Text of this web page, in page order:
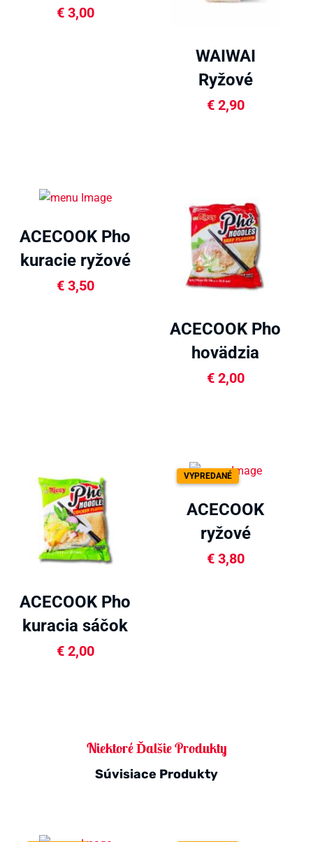
rezance 200g
€3,00
WAIWAI
Ryžové
rezance 200g
€2,90
ACECOOK Pho
kuracie ryžové
rezance 71g
€3,50
ACECOOK Pho
hovädzia
sáčok 70g
€2,00
ACECOOK Pho
kuracia sáčok
71g
€2,00
VYPREDANÉ
ACECOOK
ryžové
vermicelli
€3,80
Niektoré Ďalšie Produkty
Súvisiace Produkty